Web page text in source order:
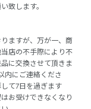
致します。
ますが、万が一、商
店の不手際により不
に交換させて頂きま
内にご連絡くださ
て7日を過ぎます
お受けできなくなり